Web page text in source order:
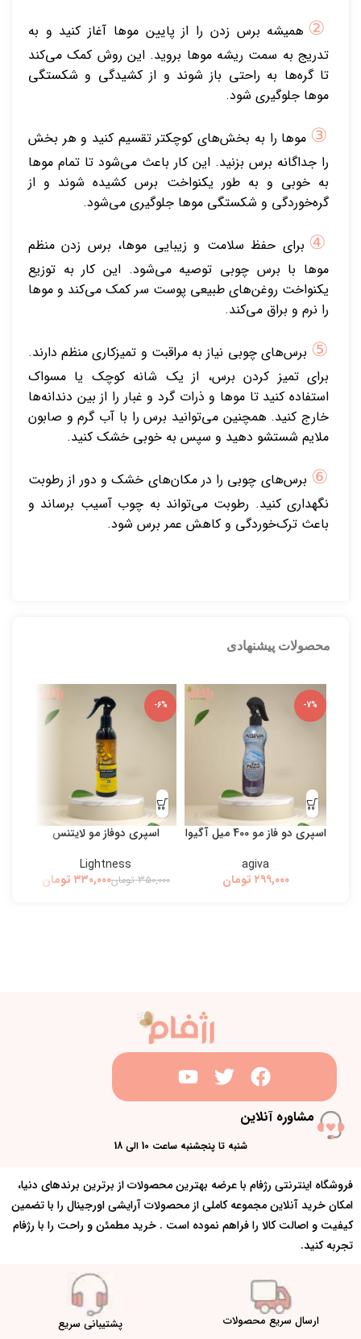
② همیشه برس زدن را از پایین موها آغاز کنید و به
تدریج به سمت ریشه موها بروید. این روش کمک می‌کند
تا گره‌ها به راحتی باز شوند و از کشیدگی و شکستگی
موها جلوگیری شود.
③ موها را به بخش‌های کوچکتر تقسیم کنید و هر بخش
را جداگانه برس بزنید. این کار باعث می‌شود تا تمام موها
به خوبی و به طور یکنواخت برس کشیده شوند و از
گره‌خوردگی و شکستگی موها جلوگیری می‌شود.
④ برای حفظ سلامت و زیبایی موها، برس زدن منظم
موها با برس چوبی توصیه می‌شود. این کار به توزیع
یکنواخت روغن‌های طبیعی پوست سر کمک می‌کند و موها
را نرم و براق می‌کند.
⑤ برس‌های چوبی نیاز به مراقبت و تمیزکاری منظم دارند.
برای تمیز کردن برس، از یک شانه کوچک یا مسواک
استفاده کنید تا موها و ذرات گرد و غبار را از بین دندانه‌ها
خارج کنید. همچنین می‌توانید برس را با آب گرم و صابون
ملایم شستشو دهید و سپس به خوبی خشک کنید.
⑥ برس‌های چوبی را در مکان‌های خشک و دور از رطوبت
نگهداری کنید. رطوبت می‌تواند به چوب آسیب برساند و
باعث ترک‌خوردگی و کاهش عمر برس شود.
محصولات پیشنهادی
-7%
اسپری دو فاز مو 400 میل آگیوا
agiva
تومان
-6%
اسپری دوفاز مو لایتنس
Lightness
۳۵۰,۰۰۰ تومان۳۳۰,۰۰۰ تومان
مشاوره آنلاین
شنبه تا پنجشنبه ساعت 10 الی 18
فروشگاه اینترنتی رژفام با عرضه بهترین محصولات از برترین برندهای دنیا،
امکان خرید آنلاین مجموعه کاملی از محصولات آرایشی اورجینال را با تضمین
کیفیت و اصالت کالا را فراهم نموده است . خرید مطمئن و راحت را با رژفام
تجربه کنید.
ارسال سریع محصولات پشتیبانی سریع